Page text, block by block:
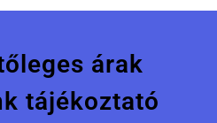
árak
tájékoztató